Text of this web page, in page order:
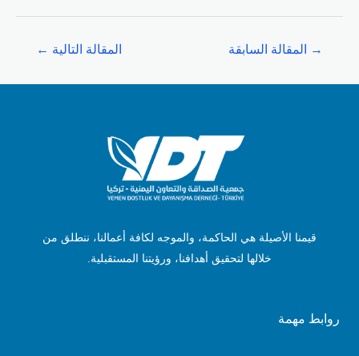
→ المقالة السابقة المقالة التالية ←
قيمنا الأصيلة هي الحاكمة، والموجه لكافة أعمالنا، ننطلق من
خلالها لتحقيق أهدافنا، ورؤيتنا المستقبلية.
روابط مهمة